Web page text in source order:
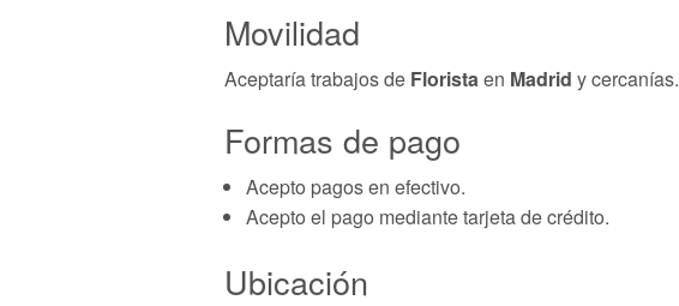
Movilidad
Aceptaría trabajos de Florista en Madrid y cercanías.
Formas de pago
Acepto pagos en efectivo.
Acepto el pago mediante tarjeta de crédito.
Ubicación